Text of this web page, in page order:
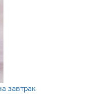
завтрак